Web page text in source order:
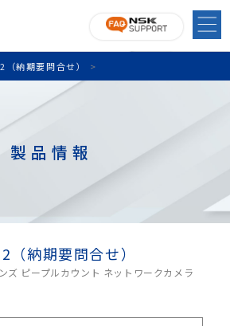
>
納期要問合せ）
製品情報
納期要問合せ）
ズ ピープルカウント ネットワークカメラ